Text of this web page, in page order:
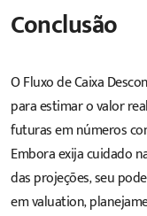
Conclusão
O Fluxo de Caixa
para estimar o valor
futuras em números
Embora exija cuidado
das projeções, seu
em valuation,